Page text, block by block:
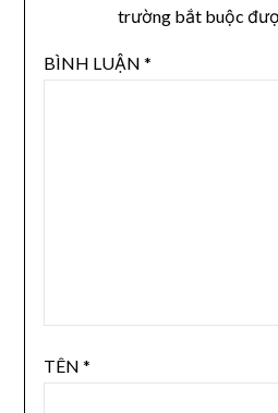
trường bắt buộc
BÌNH LUẬN *
TÊN *